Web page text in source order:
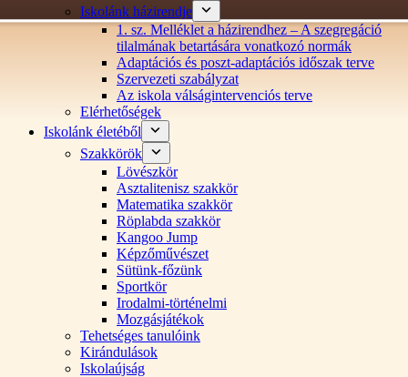
Iskolánk házirendje
1. sz. Melléklet a házirendhez – A szegregáció
tilalmának betartására vonatkozó normák
Adaptációs és poszt-adaptációs időszak terve
Szervezeti szabályzat
Az iskola válságintervenciós terve
Elérhetőségek
Iskolánk életéből
Szakkörök
Lövészkör
Asztalitenisz szakkör
Matematika szakkör
Röplabda szakkör
Kangoo Jump
Képzőművészet
Sütünk-főzünk
Sportkör
Irodalmi-történelmi
Mozgásjátékok
Tehetséges tanulóink
Kirándulások
Iskolaújság